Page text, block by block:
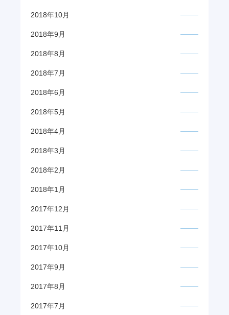
2018年10月
2018年9月
2018年8月
2018年7月
2018年6月
2018年5月
2018年4月
2018年3月
2018年2月
2018年1月
2017年12月
2017年11月
2017年10月
2017年9月
2017年8月
2017年7月